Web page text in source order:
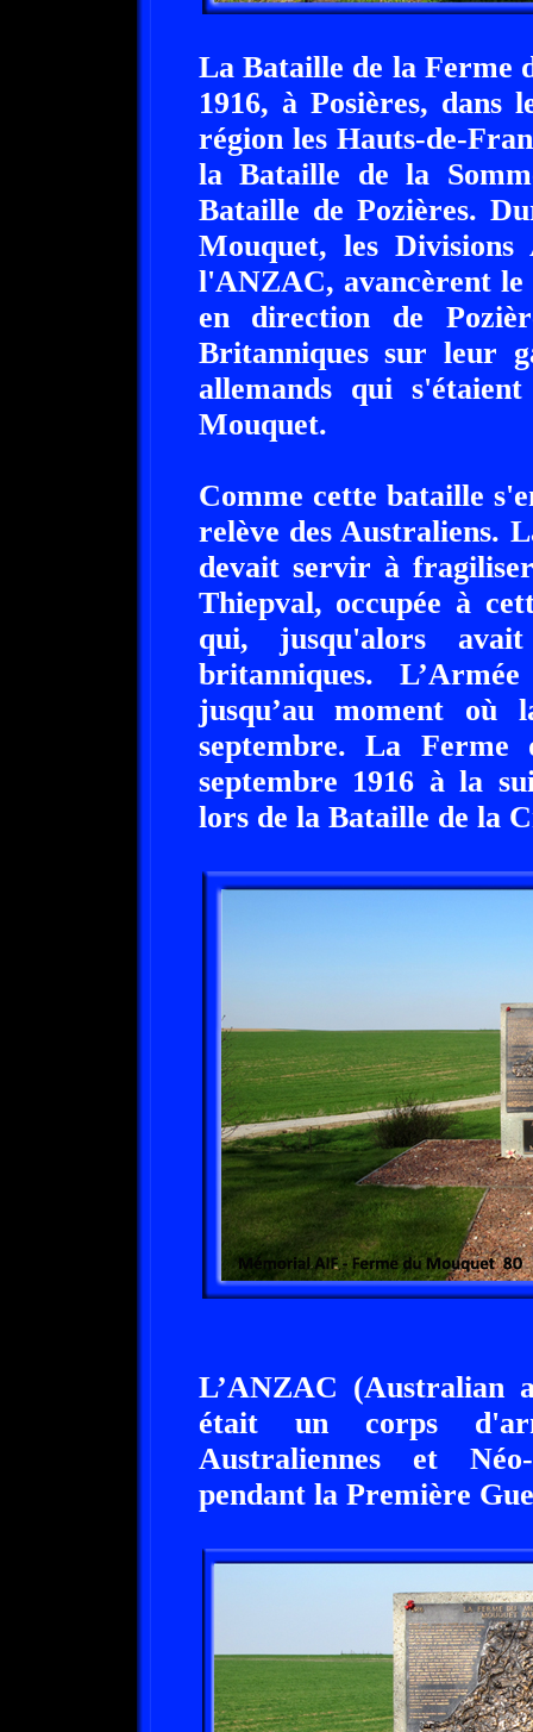
La Bataille de la Ferme
1916, à Posières, dans
région les Hauts-de-
la Bataille de la
Bataille de Pozières.
Mouquet, les
l'ANZAC, avancèrent le
en direction de
Britanniques sur leur
allemands qui
Mouquet.
Comme cette bataille
relève des Australiens.
devait servir à
Thiepval, occupée à
qui, jusqu'alors
britanniques.
jusqu’au moment où
septembre. La
septembre 1916 à la
lors de la Bataille de la
L’ANZAC (Australian
était un corps
Australiennes et
pendant la Première